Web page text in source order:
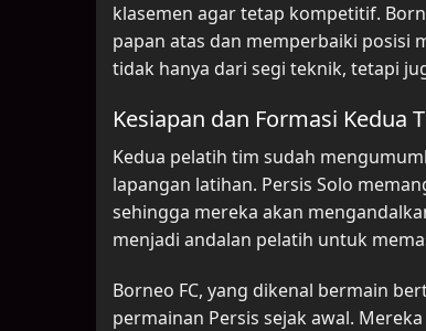
klasemen agar tetap kompetitif.
papan atas dan memperbaiki posisi
tidak hanya dari segi teknik, tetapi
Kesiapan dan Formasi Kedua
Kedua pelatih tim sudah
lapangan latihan. Persis Solo
sehingga mereka akan
menjadi andalan pelatih untuk
Borneo FC, yang dikenal bermain
permainan Persis sejak awal.